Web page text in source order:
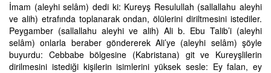
İmam (aleyhi selâm) dedi ki: Kureyş Resulullah (sallallahu aleyhi
ve alih) etrafında toplanarak ondan, ölülerini diriltmesini istediler.
Peygamber (sallallahu aleyhi ve alih) Ali b. Ebu Talib’i (aleyhi
selâm) onlarla beraber göndererek Ali’ye (aleyhi selâm) şöyle
buyurdu: Cebbabe bölgesine (Kabristana) git ve Kureyşlilerin
dirilmesini istediği kişilerin isimlerini yüksek sesle: Ey falan, ey